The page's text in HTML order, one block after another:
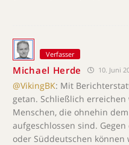
Verfasser
Michael Herde 10. Juni
@VikingBK: Mit
getan. Schließlich
Menschen, die ohnehin
aufgeschlossen sind.
oder Süddeutschen